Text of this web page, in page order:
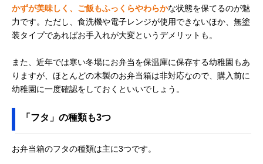
かずが美味しく、ご飯もふっくらやわらかな状態を保てるのが魅
力です。ただし、食洗機や電子レンジが使用できないほか、無塗
装タイプであればお手入れが大変というデメリットも。
また、近年では寒い冬場にお弁当を保温庫に保存する幼稚園もあ
りますが、ほとんどの木製のお弁当箱は非対応なので、購入前に
幼稚園に一度確認をしておくといいでしょう。
「フタ」の種類も3つ
お弁当箱のフタの種類は主に3つです。